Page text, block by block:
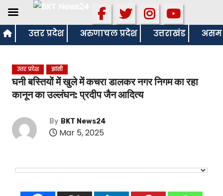
S
k
उत्तर प्रदेश अरुणाचल प्रदेश उत्तराखंड असम
उत्तर प्रदेश झांसी
घनी बस्तियों में खुले में कचरा डालकर नगर निगम का रहा
कानून का उल्लंघन: प्रदीप जैन आदित्य
By BKT News24
Mar 5, 2025